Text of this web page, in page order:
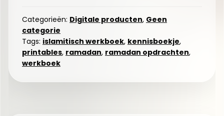
Categorieën: Digitale producten, Geen
categorie
Tags: islamitisch werkboek, kennisboekje,
printables, ramadan, ramadan opdrachten,
werkboek